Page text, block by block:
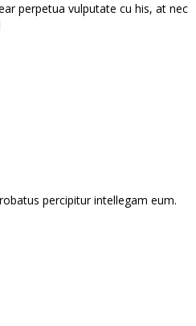
perpetua vulputate cu his, at nec
percipitur intellegam eum.